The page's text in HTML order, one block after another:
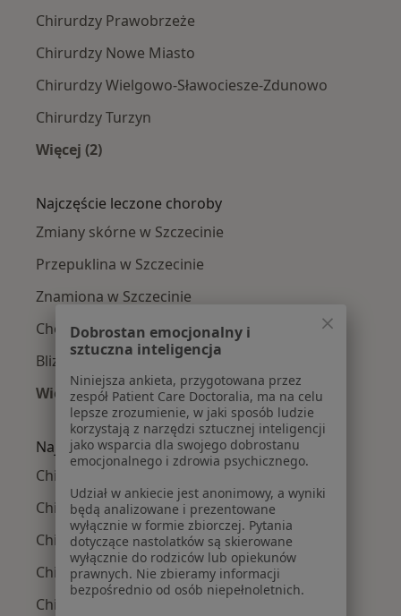
Chirurdzy Prawobrzeże
Chirurdzy Nowe Miasto
Chirurdzy Wielgowo-Sławociesze-Zdunowo
Chirurdzy Turzyn
Więcej (2)
Najczęście leczone choroby
Zmiany skórne w Szczecinie
Przepuklina w Szczecinie
Znamiona w Szczecinie
Choroby chirurgiczne w Szczecinie
Blizny w Szczecinie
Więcej (15)
Więcej w kategorii: Najczęście leczone
Najpopularniejsze ubezpieczenia
Chirurdzy z NFZ w Szczecinie
Chirurdzy z Allianz w Szczecinie
Chirurdzy z PZU Zdrowie w Szczecinie
Chirurdzy z Świat Zdrowia w Szczecinie
Chirurdzy z Compensa w Szczecinie
Dobrostan emocjonalny i
sztuczna inteligencja
Niniejsza ankieta, przygotowana przez
zespół Patient Care Doctoralia, ma na celu
lepsze zrozumienie, w jaki sposób ludzie
korzystają z narzędzi sztucznej inteligencji
jako wsparcia dla swojego dobrostanu
emocjonalnego i zdrowia psychicznego.
Udział w ankiecie jest anonimowy, a wyniki
będą analizowane i prezentowane
wyłącznie w formie zbiorczej. Pytania
dotyczące nastolatków są skierowane
wyłącznie do rodziców lub opiekunów
prawnych. Nie zbieramy informacji
bezpośrednio od osób niepełnoletnich.